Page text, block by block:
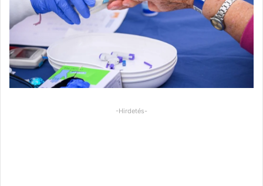
-Hirdetés-